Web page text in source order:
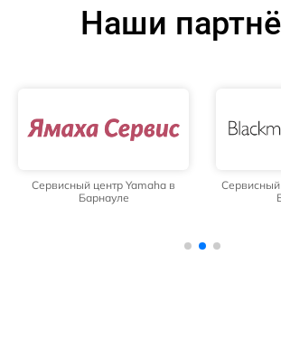
Наши
Сервисный центр Yamaha в
Барнауле
Сервисный